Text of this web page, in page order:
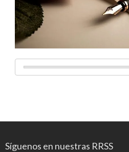
Síguenos en nuestras RRSS